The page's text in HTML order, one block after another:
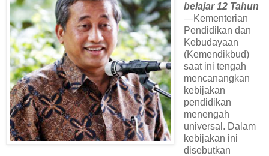
belajar 12 Tahun
—Kementerian
Pendidikan dan
Kebudayaan
(Kemendikbud)
saat ini tengah
mencanangkan
kebijakan
pendidikan
menengah
universal. Dalam
kebijakan ini
disebutkan